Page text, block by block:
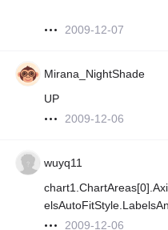
2009-12-07
Mirana_NightShade
UP
2009-12-06
wuyq11
2009-12-06